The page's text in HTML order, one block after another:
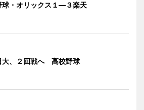
球・オリックス１―３楽天
大、２回戦へ 高校野球